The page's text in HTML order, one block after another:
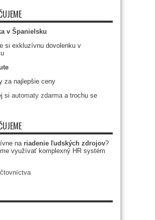
v Španielsku
si exkluzívnu dovolenku v
za najlepšie ceny
si automaty zdarmaa trochu se
na riadenie ľudských zdrojov?
využívať komplexný HR systém